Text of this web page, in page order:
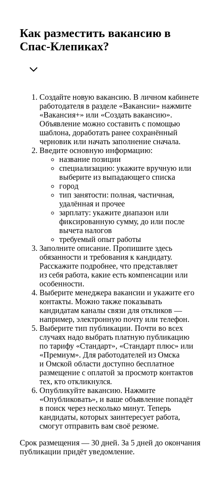
Как разместить вакансию в
Спас-Клепиках?
Создайте новую вакансию. В личном кабинете
работодателя в разделе «Вакансии» нажмите
«Вакансия+» или «Создать вакансию».
Объявление можно составить с помощью
шаблона, доработать ранее сохранённый
черновик или начать заполнение сначала.
Введите основную информацию:
название позиции
специализацию: укажите вручную или
выберите из выпадающего списка
город
тип занятости: полная, частичная,
удалённая и прочее
зарплату: укажите диапазон или
фиксированную сумму, до или после
вычета налогов
требуемый опыт работы
Заполните описание. Пропишите здесь
обязанности и требования к кандидату.
Расскажите подробнее, что представляет
из себя работа, какие есть компенсации или
особенности.
Выберите менеджера вакансии и укажите его
контакты. Можно также показывать
кандидатам каналы связи для откликов —
например, электронную почту или телефон.
Выберите тип публикации. Почти во всех
случаях надо выбрать платную публикацию
по тарифу «Стандарт», «Стандарт плюс» или
«Премиум». Для работодателей из Омска
и Омской области доступно бесплатное
размещение с оплатой за просмотр контактов
тех, кто откликнулся.
Опубликуйте вакансию. Нажмите
«Опубликовать», и ваше объявление попадёт
в поиск через несколько минут. Теперь
кандидаты, которых заинтересует работа,
смогут отправить вам своё резюме.
Срок размещения — 30 дней. За 5 дней до окончания
публикации придёт уведомление.